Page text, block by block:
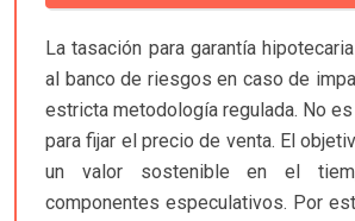
La tasación para garantía
al banco de riesgos en caso de
estricta metodología regulada. No es
para fijar el precio de venta. El
un valor sostenible en el
componentes especulativos. Por